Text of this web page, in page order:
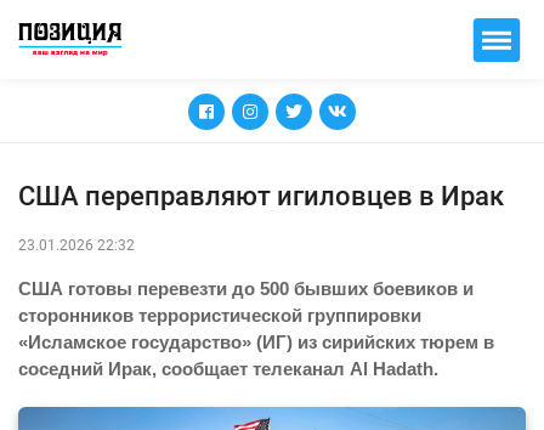
США переправляют игиловцев в Ирак
23.01.2026 22:32
США готовы перевезти до 500 бывших боевиков и
сторонников террористической группировки
«Исламское государство» (ИГ) из сирийских тюрем в
соседний Ирак, сообщает телеканал Al Hadath.